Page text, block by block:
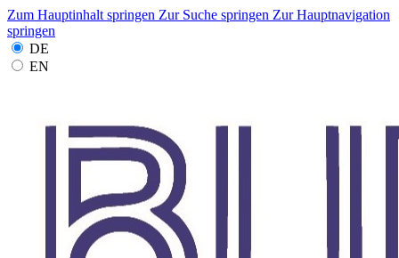
Zum Hauptinhalt springen Zur Suche springen Zur Hauptnavigation
springen
DE
EN